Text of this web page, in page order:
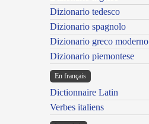
Dizionario tedesco
Dizionario spagnolo
Dizionario greco moderno
Dizionario piemontese
En français
Dictionnaire Latin
Verbes italiens